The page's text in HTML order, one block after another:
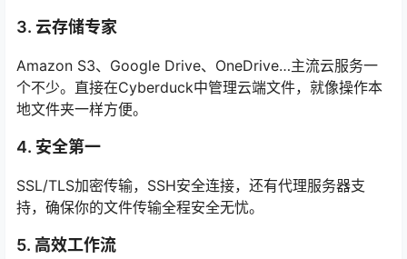
3. 云存储专家
Amazon S3、Google Drive、OneDrive…主流云服务一
个不少。直接在Cyberduck中管理云端文件，就像操作本
地文件夹一样方便。
4. 安全第一
SSL/TLS加密传输，SSH安全连接，还有代理服务器支
持，确保你的文件传输全程安全无忧。
5. 高效工作流